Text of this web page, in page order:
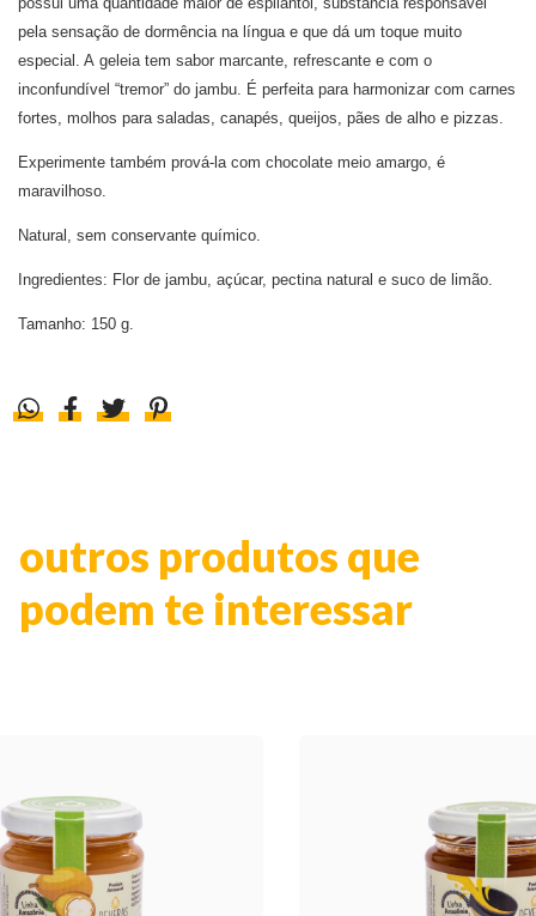
pela sensação de dormência na língua e que dá um toque muito
especial. A geleia tem sabor marcante, refrescante e com o
inconfundível “tremor” do jambu. É perfeita para harmonizar com carnes
fortes, molhos para saladas, canapés, queijos, pães de alho e pizzas.
Experimente também prová-la com chocolate meio amargo, é
maravilhoso.
Natural, sem conservante químico.
Ingredientes: Flor de jambu, açúcar, pectina natural e suco de limão.
Tamanho: 150 g.
outros produtos que
podem te interessar